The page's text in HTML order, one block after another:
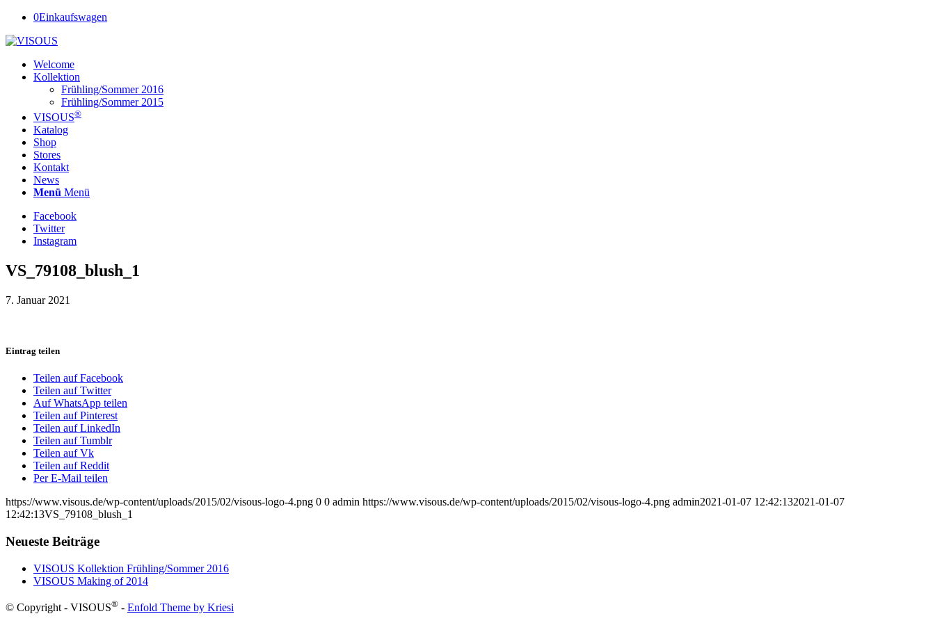
0Einkaufswagen
Welcome
Kollektion
Frühling/Sommer 2016
Frühling/Sommer 2015
VISOUS®
Katalog
Shop
Stores
Kontakt
News
Menü Menü
Facebook
Twitter
Instagram
VS_79108_blush_1
7. Januar 2021
Eintrag teilen
Teilen auf Facebook
Teilen auf Twitter
Auf WhatsApp teilen
Teilen auf Pinterest
Teilen auf LinkedIn
Teilen auf Tumblr
Teilen auf Vk
Teilen auf Reddit
Per E-Mail teilen
https://www.visous.de/wp-content/uploads/2015/02/visous-logo-4.png 0 0 admin https://www.visous.de/wp-content/uploads/2015/02/visous-logo-4.png admin2021-01-07 12:42:132021-01-07
12:42:13VS_79108_blush_1
Neueste Beiträge
VISOUS Kollektion Frühling/Sommer 2016
VISOUS Making of 2014
© Copyright - VISOUS® - Enfold Theme by Kriesi